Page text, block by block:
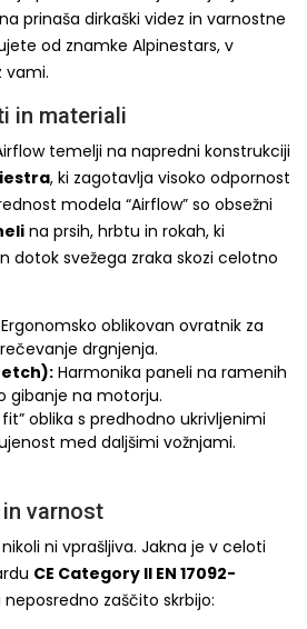
prinaša dirkaški videz in varnostne
od znamke Alpinestars, v
vami.
in materiali
temelji na napredni konstrukciji
, ki zagotavlja visoko odpornost
modela “Airflow” so obsežni
na prsih, hrbtu in rokah, ki
dotok svežega zraka skozi celotno
Ergonomsko oblikovan ovratnik za
drgnjenja.
Harmonika paneli na ramenih
gibanje na motorju.
fit” oblika s predhodno ukrivljenimi
med daljšimi vožnjami.
varnost
ni vprašljiva. Jakna je v celoti
CE Category II EN 17092-
neposredno zaščito skrbijo: